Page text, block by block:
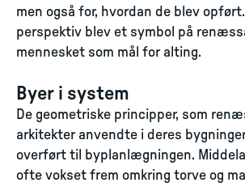
men også for, hvordan de blev
perspektiv blev et symbol på
mennesket som mål for alting.
Byer i system
De geometriske principper, som
arkitekter anvendte i deres
overført til byplanlægningen.
ofte vokset frem omkring torve og